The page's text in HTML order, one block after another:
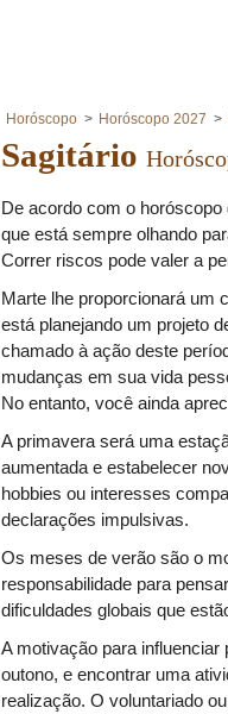
Horóscopo Horóscopo 2027
Sagitário
De acordo com o
que está sempre olhando
Correr riscos pode valer a
Marte lhe proporcionará um
está planejando um projeto
chamado à ação deste
mudanças em sua vida
No entanto, você ainda
A primavera será uma
aumentada e estabelecer
hobbies ou interesses
declarações impulsivas.
Os meses de verão são o
responsabilidade para
dificuldades globais que
A motivação para
outono, e encontrar uma
realização. O voluntariado